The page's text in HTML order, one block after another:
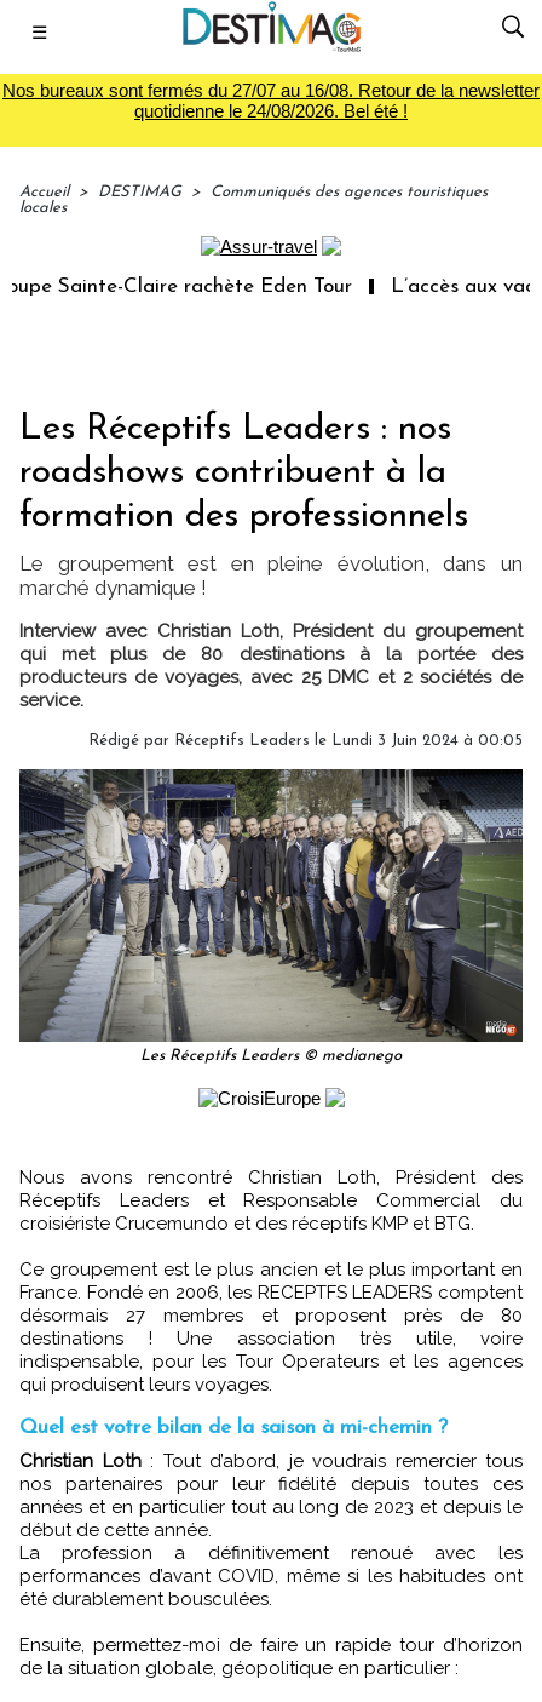
☰
Nos bureaux sont fermés du 27/07 au 16/08. Retour de la newsletter
quotidienne le 24/08/2026. Bel été !
Accueil > DESTIMAG >
Communiqués des agences touristiques
locales
Sainte-Claire rachète Eden Tour L’accès aux
Les Réceptifs Leaders : nos
roadshows contribuent à la
formation des professionnels
Le groupement est en pleine évolution, dans un
marché dynamique !
Interview avec Christian Loth, Président du groupement
qui met plus de 80 destinations à la portée des
producteurs de voyages, avec 25 DMC et 2 sociétés de
service.
Rédigé par Réceptifs Leaders le Lundi 3 Juin 2024 à 00:05
Les Réceptifs Leaders © medianego
Nous avons rencontré Christian Loth, Président des
Réceptifs Leaders et Responsable Commercial du
croisiériste Crucemundo et des réceptifs KMP et BTG.
Ce groupement est le plus ancien et le plus important en
France. Fondé en 2006, les RECEPTFS LEADERS comptent
désormais 27 membres et proposent près de 80
destinations ! Une association très utile, voire
indispensable, pour les Tour Operateurs et les agences
qui produisent leurs voyages.
Quel est votre bilan de la saison à mi-chemin ?
Christian Loth: Tout d’abord, je voudrais remercier tous
nos partenaires pour leur fidélité depuis toutes ces
années et en particulier tout au long de 2023 et depuis le
début de cette année.
La profession a définitivement renoué avec les
performances d’avant COVID, même si les habitudes ont
été durablement bousculées.
Ensuite, permettez-moi de faire un rapide tour d’horizon
de la situation globale, géopolitique en particulier :